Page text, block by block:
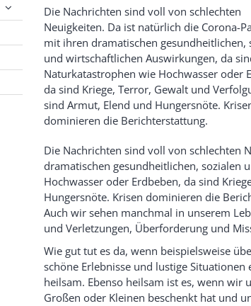
Die Nachrichten sind voll von schlechten
Neuigkeiten. Da ist natürlich die Corona-
mit ihren dramatischen gesundheitlichen,
und wirtschaftlichen Auswirkungen, da
Naturkatastrophen wie Hochwasser oder
da sind Kriege, Terror, Gewalt und
sind Armut, Elend und Hungersnöte.
dominieren die Berichterstattung.
Die Nachrichten sind voll von schlechten
dramatischen gesundheitlichen, sozialen
Hochwasser oder Erdbeben, da sind
Hungersnöte. Krisen dominieren die
Auch wir sehen manchmal in unserem
und Verletzungen, Überforderung und
Wie gut tut es da, wenn beispielsweise
schöne Erlebnisse und lustige
heilsam. Ebenso heilsam ist es, wenn wir
Großen oder Kleinen beschenkt hat und